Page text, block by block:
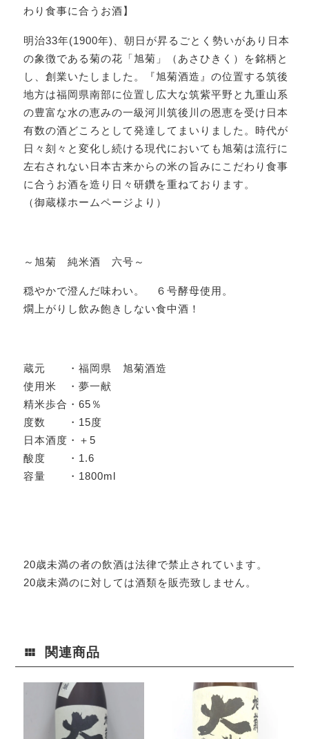
わり食事に合うお酒】
明治33年(1900年)、朝日が昇るごとく勢いがあり日本
の象徴である菊の花「旭菊」（あさひきく）を銘柄と
し、創業いたしました。『旭菊酒造』の位置する筑後
地方は福岡県南部に位置し広大な筑紫平野と九重山系
の豊富な水の恵みの一級河川筑後川の恩恵を受け日本
有数の酒どころとして発達してまいりました。時代が
日々刻々と変化し続ける現代においても旭菊は流行に
左右されない日本古来からの米の旨みにこだわり食事
に合うお酒を造り日々研鑽を重ねております。
（御蔵様ホームページより）
～旭菊 純米酒 六号～
穏やかで澄んだ味わい。 ６号酵母使用。
燗上がりし飲み飽きしない食中酒！
蔵元 ・福岡県 旭菊酒造
使用米 ・夢一献
精米歩合・65％
度数 ・15度
日本酒度・＋5
酸度 ・1.6
容量 ・1800ml
20歳未満の者の飲酒は法律で禁止されています。
20歳未満のに対しては酒類を販売致しません。
関連商品